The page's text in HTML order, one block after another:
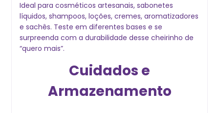
Ideal para cosméticos artesanais, sabonetes
líquidos, shampoos, loções, cremes, aromatizadores
e sachês. Teste em diferentes bases e se
surpreenda com a durabilidade desse cheirinho de
“quero mais”.
Cuidados e
Armazenamento